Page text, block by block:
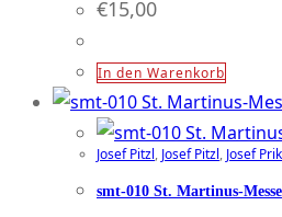
€15,00
In den Warenkorb
Josef Pitzl, Josef Pitzl, Josef
smt-010 St. Martinus-Messe